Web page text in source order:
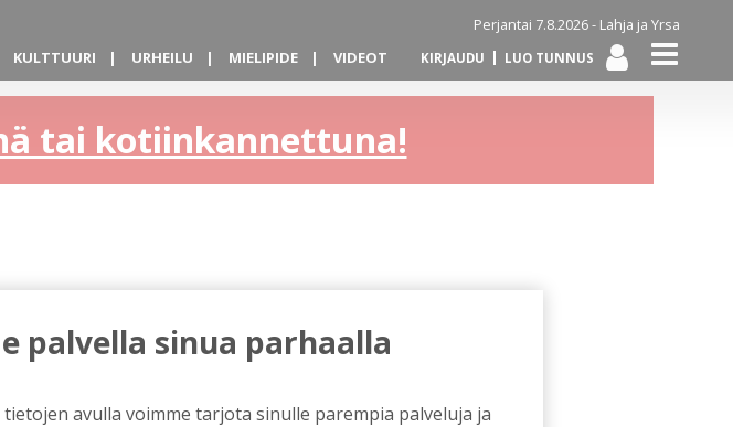
Perjantai 7.8.2026 - Lahja ja Yrsa
KULTTUURI URHEILU MIELIPIDE VIDEOT KIRJAUDU LUO TUNNUS
tai kotiinkannettuna!
palvella sinua parhaalla
avulla voimme tarjota sinulle parempia palveluja ja